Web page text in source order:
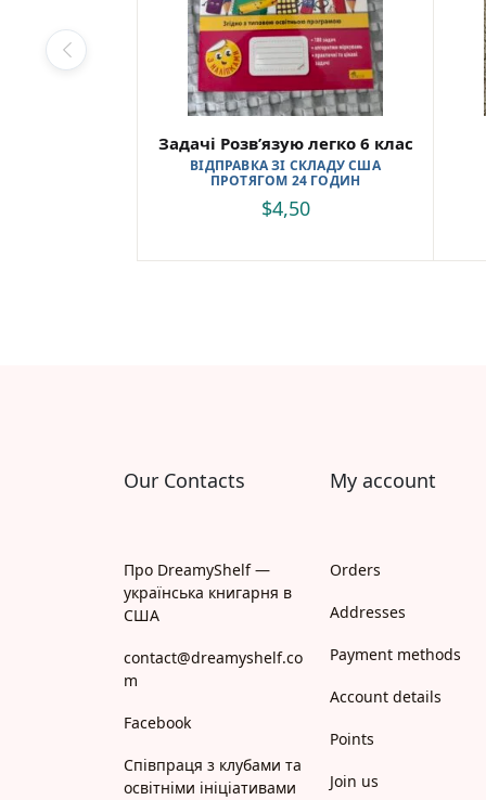
Задачі Розвʼязую легко 6 клас
ВІДПРАВКА ЗІ СКЛАДУ США
ПРОТЯГОМ 24 ГОДИН
$4,50
Our Contacts
Про DreamyShelf —
українська книгарня в
США
contact@dreamyshelf.co
m
Facebook
Співпраця з клубами та
освітніми ініціативами
My account
Orders
Addresses
Payment methods
Account details
Points
Join us